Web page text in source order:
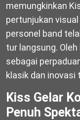
memungkinkan
pertunjukan
personel band
tur langsung.
sebagai
klasik dan inovasi
Kiss Gelar
Penuh